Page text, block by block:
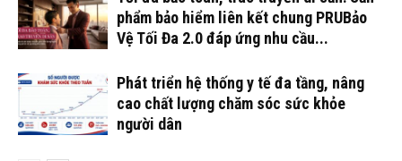
phẩm bảo hiểm liên kết chung PRUBảo
Vệ Tối Đa 2.0 đáp ứng nhu cầu...
Phát triển hệ thống y tế đa tầng, nâng
cao chất lượng chăm sóc sức khỏe
người dân